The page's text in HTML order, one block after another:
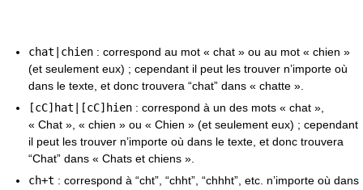
chat|chien : correspond au mot « chat » ou au mot « chien »
(et seulement eux) ; cependant il peut les trouver n’importe où
dans le texte, et donc trouvera “chat” dans « chatte ».
[cC]hat|[cC]hien : correspond à un des mots « chat »,
« Chat », « chien » ou « Chien » (et seulement eux) ; cependant
il peut les trouver n’importe où dans le texte, et donc trouvera
“Chat” dans « Chats et chiens ».
ch+t : correspond à “cht”, “chht”, “chhht”, etc. n’importe où dans